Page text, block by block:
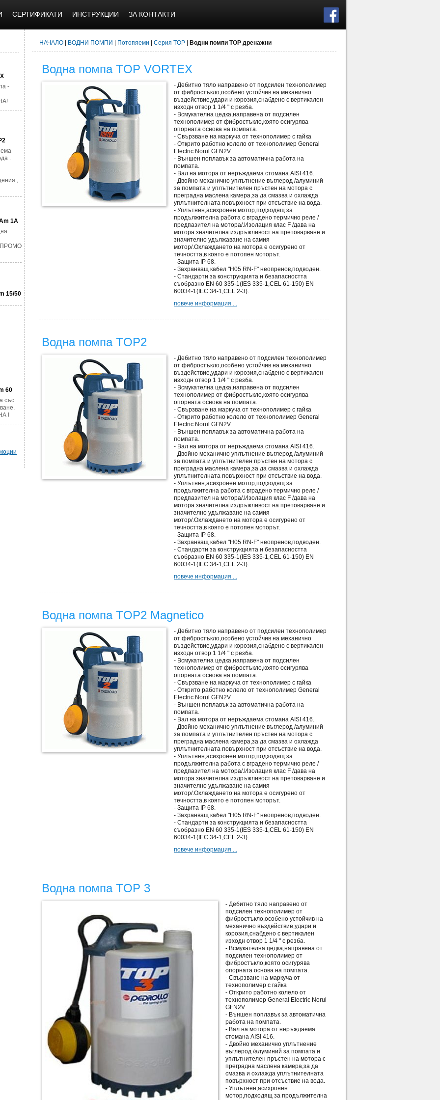
СЕРТИФИКАТИ ИНСТРУКЦИИ ЗА КОНТАКТИ
-
.
,
1A
ПРОМО
15/50
60
със
!
НАЧАЛО ВОДНИ ПОМПИ Потопяеми Серия TOP Водни помпи TOP дренажни
Водна помпа TOP VORTEX
- Дебитно тяло направено от подсилен технополимер
от фибростъкло,особено устойчив на механично
въздействие,удари и корозия,снабдено с вертикален
изходн отвор 1 1/4 " с резба.
- Всмукателна цедка,направена от подсилен
технополимер от фибростъкло,която осигурява
опорната основа на помпата.
- Свързване на маркуча от технополимер с гайка
- Открито работно колело от технополимер General
Electric Norul GFN2V
- Външен поплавък за автоматична работа на
помпата.
- Вал на мотора от неръждаема стомана AISI 416.
- Двойно механично уплътнение въглерод /алуминий
за помпата и уплътнителен пръстен на мотора с
преградна маслена камера,за да смазва и охлажда
уплътнителната повърхност при отсъствие на вода.
- Уплътнен,асихронен мотор,подходящ за
продължителна работа с вградено термично реле /
предпазител на мотора/.Изолация клас F /дава на
мотора значителна издръжливост на претоварване и
значително удължаване на самия
мотор/.Охлаждането на мотора е осигурено от
течността,в която е потопен моторът.
- Защита IP 68.
- Захранващ кабел "H05 RN-F" неопренов,подводен.
- Стандарти за конструкцията и безапасността
съобразно EN 60 335-1(IES 335-1,CEL 61-150) EN
60034-1(IEC 34-1,CEL 2-3).
повече информация ...
Водна помпа TOP2
- Дебитно тяло направено от подсилен технополимер
от фибростъкло,особено устойчив на механично
въздействие,удари и корозия,снабдено с вертикален
изходн отвор 1 1/4 " с резба.
- Всмукателна цедка,направена от подсилен
технополимер от фибростъкло,която осигурява
опорната основа на помпата.
- Свързване на маркуча от технополимер с гайка
- Открито работно колело от технополимер General
Electric Norul GFN2V
- Външен поплавък за автоматична работа на
помпата.
- Вал на мотора от неръждаема стомана AISI 416.
- Двойно механично уплътнение въглерод /алуминий
за помпата и уплътнителен пръстен на мотора с
преградна маслена камера,за да смазва и охлажда
уплътнителната повърхност при отсъствие на вода.
- Уплътнен,асихронен мотор,подходящ за
продължителна работа с вградено термично реле /
предпазител на мотора/.Изолация клас F /дава на
мотора значителна издръжливост на претоварване и
значително удължаване на самия
мотор/.Охлаждането на мотора е осигурено от
течността,в която е потопен моторът.
- Защита IP 68.
- Захранващ кабел "H05 RN-F" неопренов,подводен.
- Стандарти за конструкцията и безапасността
съобразно EN 60 335-1(IES 335-1,CEL 61-150) EN
60034-1(IEC 34-1,CEL 2-3).
повече информация ...
Водна помпа TOP2 Magnetico
- Дебитно тяло направено от подсилен технополимер
от фибростъкло,особено устойчив на механично
въздействие,удари и корозия,снабдено с вертикален
изходн отвор 1 1/4 " с резба.
- Всмукателна цедка,направена от подсилен
технополимер от фибростъкло,която осигурява
опорната основа на помпата.
- Свързване на маркуча от технополимер с гайка
- Открито работно колело от технополимер General
Electric Norul GFN2V
- Външен поплавък за автоматична работа на
помпата.
- Вал на мотора от неръждаема стомана AISI 416.
- Двойно механично уплътнение въглерод /алуминий
за помпата и уплътнителен пръстен на мотора с
преградна маслена камера,за да смазва и охлажда
уплътнителната повърхност при отсъствие на вода.
- Уплътнен,асихронен мотор,подходящ за
продължителна работа с вградено термично реле /
предпазител на мотора/.Изолация клас F /дава на
мотора значителна издръжливост на претоварване и
значително удължаване на самия
мотор/.Охлаждането на мотора е осигурено от
течността,в която е потопен моторът.
- Защита IP 68.
- Захранващ кабел "H05 RN-F" неопренов,подводен.
- Стандарти за конструкцията и безапасността
съобразно EN 60 335-1(IES 335-1,CEL 61-150) EN
60034-1(IEC 34-1,CEL 2-3).
повече информация ...
Водна помпа TOP 3
- Дебитно тяло направено от
подсилен технополимер от
фибростъкло,особено устойчив на
механично въздействие,удари и
корозия,снабдено с вертикален
изходн отвор 1 1/4 " с резба.
- Всмукателна цедка,направена от
подсилен технополимер от
фибростъкло,която осигурява
опорната основа на помпата.
- Свързване на маркуча от
технополимер с гайка
- Открито работно колело от
технополимер General Electric Norul
GFN2V
- Външен поплавък за автоматична
работа на помпата.
- Вал на мотора от неръждаема
стомана AISI 416.
- Двойно механично уплътнение
въглерод /алуминий за помпата и
уплътнителен пръстен на мотора с
преградна маслена камера,за да
смазва и охлажда уплътнителната
повърхност при отсъствие на вода.
- Уплътнен,асихронен
мотор,подходящ за продължителна